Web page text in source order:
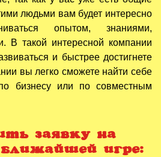
людьми вам будет интересно
опытом, знаниями,
В такой интересной компании
и быстрее достигнете
вы легко сможете найти себе
бизнесу или по совместным
заявку на
игре: